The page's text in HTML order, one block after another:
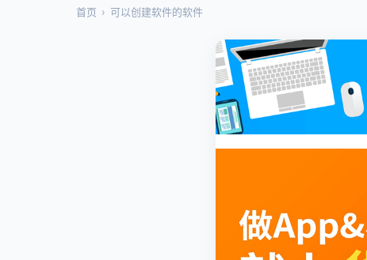
首页 › 可以创建软件的软件